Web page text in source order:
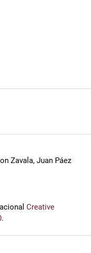
Zavala, Juan Páez
Creative
.